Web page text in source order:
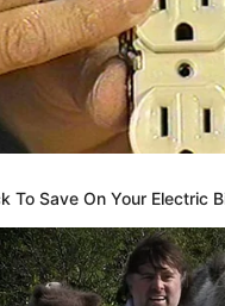
To Save On Your Electric